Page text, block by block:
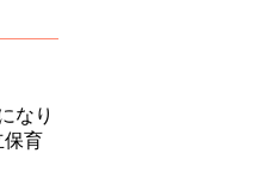
なり
保育